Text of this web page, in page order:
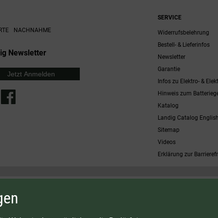
NACHNAHME
Newsletter
Jetzt Anmelden
SERVICE
Widerrufsbelehrung
Bestell- & Lieferinfos
Newsletter
Garantie
Infos zu Elektro- &
Hinweis zum
Katalog
Landig Catalog English
Sitemap
Videos
Erklärung zur
Nicht mit anderen Gutscheinaktionen kombinierbar. Nur gültig für Fleischwölfe und